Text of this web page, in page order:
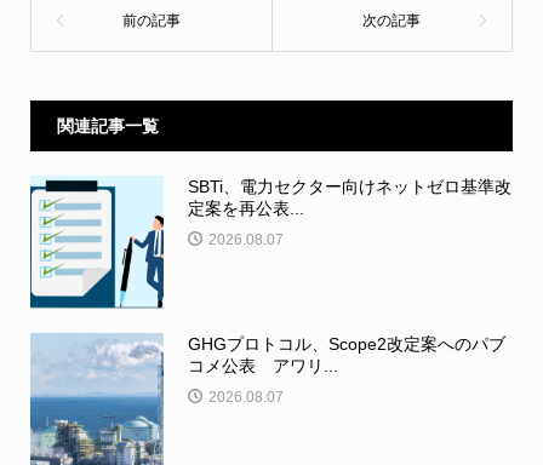
関連記事一覧
SBTi、電力セクター向けネットゼロ基準改
定案を再公表...
2026.08.07
GHGプロトコル、Scope2改定案へのパブ
コメ公表 アワリ...
2026.08.07